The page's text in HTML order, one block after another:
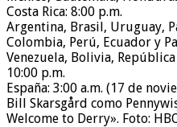
Costa Rica: 8:00 p.m.
Argentina, Brasil, Uruguay,
Colombia, Perú, Ecuador y
Venezuela, Bolivia,
10:00 p.m.
España: 3:00 a.m. (17 de
Bill Skarsgård como
Welcome to Derry». Foto: